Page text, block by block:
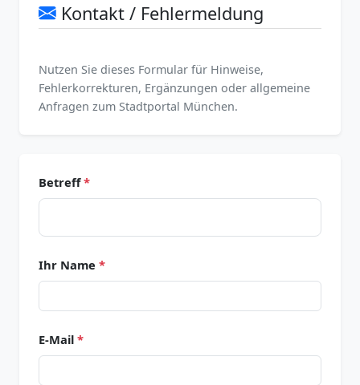
Kontakt / Fehlermeldung
Nutzen Sie dieses Formular für Hinweise,
Fehlerkorrekturen, Ergänzungen oder allgemeine
Anfragen zum Stadtportal München.
Betreff*
Ihr Name *
E-Mail *